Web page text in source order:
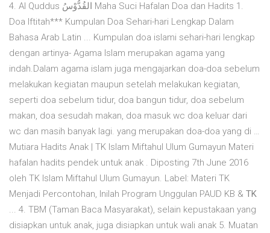
4. Al Quddus القُدُّوْسُ Maha Suci Hafalan Doa dan Hadits 1.
Doa Iftitah*** Kumpulan Doa Sehari-hari Lengkap Dalam
Bahasa Arab Latin ... Kumpulan doa islami sehari-hari lengkap
dengan artinya- Agama Islam merupakan agama yang
indah.Dalam agama islam juga mengajarkan doa-doa sebelum
melakukan kegiatan maupun setelah melakukan kegiatan,
seperti doa sebelum tidur, doa bangun tidur, doa sebelum
makan, doa sesudah makan, doa masuk wc doa keluar dari
wc dan masih banyak lagi. yang merupakan doa-doa yang di …
Mutiara Hadits Anak | TK Islam Miftahul Ulum Gumayun Materi
hafalan hadits pendek untuk anak . Diposting 7th June 2016
oleh TK Islam Miftahul Ulum Gumayun. Label: Materi TK
Menjadi Percontohan, Inilah Program Unggulan PAUD KB & TK
... 4. TBM (Taman Baca Masyarakat), selain kepustakaan yang
disiapkan untuk anak, juga disiapkan untuk wali anak 5. Muatan